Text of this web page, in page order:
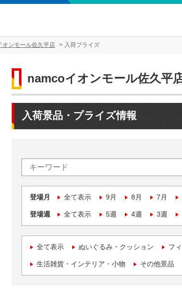
オンモール佐久平店 入荷プライズ
namcoイオンモール佐久平
入荷景品・プライズ情報
登場月 全て表示 9月 8月 7月
登場週 全て表示 5週 4週 3週
全て表示 ぬいぐるみ・クッション フ
生活雑貨・インテリア・小物 その他景品